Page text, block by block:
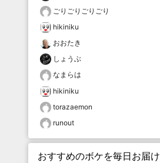
ごりごりごりごり
hikiniku
おおたき
しょうぶ
なまらは
hikiniku
torazaemon
runout
おすすめのボケを毎日お届け